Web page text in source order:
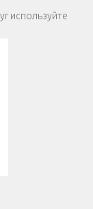
используйте